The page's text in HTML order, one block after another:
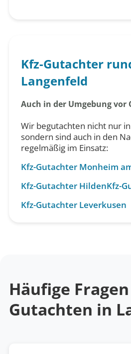
Kfz-Gutachter
Langenfeld
Auch in der Umgebung vor
Wir begutachten nicht nur
sondern sind auch in den
regelmäßig im Einsatz:
Kfz-Gutachter Monheim
Kfz-Gutachter HildenKfz-
Kfz-Gutachter Leverkusen
Häufige Fragen
Gutachten in